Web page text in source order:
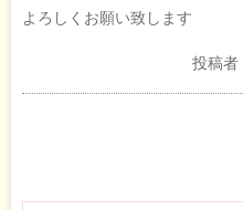
よろしくお願い致します
投稿者